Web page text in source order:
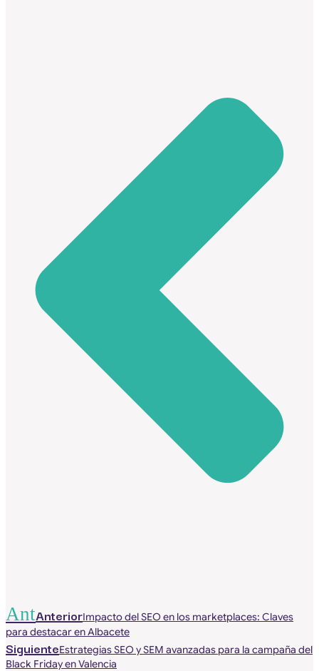
AntAnteriorImpacto del SEO en los marketplaces: Claves
para destacar en Albacete
SiguienteEstrategias SEO y SEM avanzadas para la campaña del
Black Friday en Valencia